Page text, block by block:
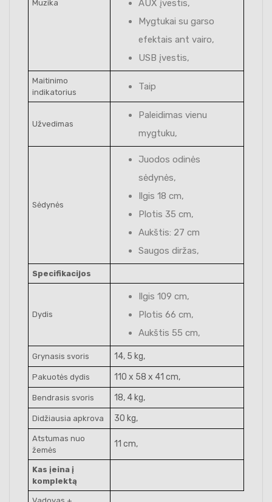
Muzika
AUX įvestis,
Mygtukai su garso
efektais ant vairo,
USB įvestis,
Maitinimo
indikatorius
Taip
Užvedimas
Paleidimas vienu
mygtuku,
Sėdynės
Juodos odinės
sėdynės,
Ilgis 18 cm,
Plotis 35 cm,
Aukštis: 27 cm
Saugos diržas,
Specifikacijos
Dydis
Ilgis 109 cm,
Plotis 66 cm,
Aukštis 55 cm,
Grynasis svoris 14, 5 kg,
Pakuotės dydis 110 x 58 x 41 cm,
Bendrasis svoris 18, 4 kg,
Didžiausia apkrova 30 kg,
Atstumas nuo
žemės
11 cm,
Kas įeina į
komplektą